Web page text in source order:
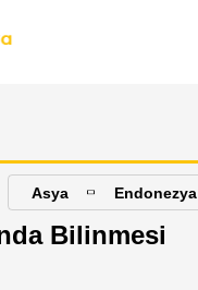
Asya Endonezya
Bilinmesi